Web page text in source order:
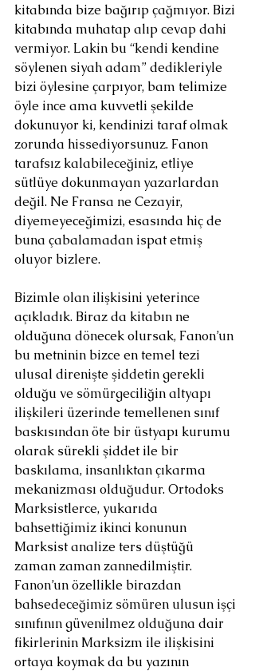
kitabında bize bağırıp çağmıyor. Bizi
kitabında muhatap alıp cevap dahi
vermiyor. Lakin bu “kendi kendine
söylenen siyah adam” dedikleriyle
bizi öylesine çarpıyor, bam telimize
öyle ince ama kuvvetli şekilde
dokunuyor ki, kendinizi taraf olmak
zorunda hissediyorsunuz. Fanon
tarafsız kalabileceğiniz, etliye
sütlüye dokunmayan yazarlardan
değil. Ne Fransa ne Cezayir,
diyemeyeceğimizi, esasında hiç de
buna çabalamadan ispat etmiş
oluyor bizlere.
Bizimle olan ilişkisini yeterince
açıkladık. Biraz da kitabın ne
olduğuna dönecek olursak, Fanon’un
bu metninin bizce en temel tezi
ulusal direnişte şiddetin gerekli
olduğu ve sömürgeciliğin altyapı
ilişkileri üzerinde temellenen sınıf
baskısından öte bir üstyapı kurumu
olarak sürekli şiddet ile bir
baskılama, insanlıktan çıkarma
mekanizması olduğudur. Ortodoks
Marksistlerce, yukarıda
bahsettiğimiz ikinci konunun
Marksist analize ters düştüğü
zaman zaman zannedilmiştir.
Fanon’un özellikle birazdan
bahsedeceğimiz sömüren ulusun işçi
sınıfının güvenilmez olduğuna dair
fikirlerinin Marksizm ile ilişkisini
ortaya koymak da bu yazının